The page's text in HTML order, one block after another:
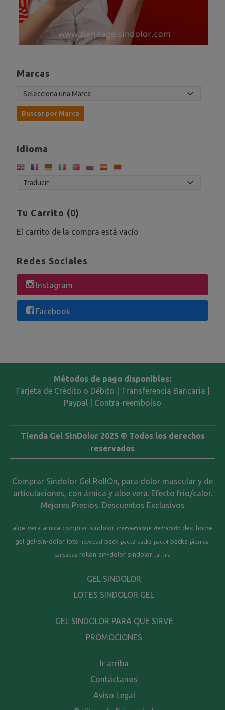
Marcas
Idioma
Tu Carrito (0)
El carrito de la compra está vacío
Redes Sociales
Instagram
Facebook
Métodos de pago disponibles:
Tarjeta de Crédito o Débito | Transferencia Bancaria |
Paypal | Contra-reembolso
Tienda Gel SinDolor 2025 © Todos los derechos
reservados
Comprar Sindolor Gel RollOn, para dolor muscular y de
articulaciones, con árnica y aloe vera. Efecto frío/calor.
Mejores Precios. Descuentos Exclusivos
aloe-vera arnica comprar-sindolor crema-masaje destacado dex-home
gel gel-sin-dolor lote novedad pack pack2 pack3 pack4 packs piernas-
cansadas rollon sin-dolor sindolor tarrina
GEL SINDOLOR
LOTES SINDOLOR GEL
GEL SINDOLOR PARA QUE SIRVE
PROMOCIONES
Ir arriba
Contáctanos
Aviso Legal